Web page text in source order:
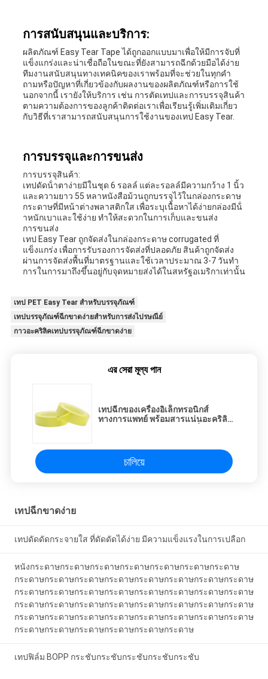
การสนับสนุนและบริการ:
ผลิตภัณฑ์ Easy Tear Tape ได้ถูกออกแบบมาเพื่อให้มีการจับที่
แข็งแกร่งและน่าเชื่อถือในขณะที่ยังสามารถฉีกด้วยมือได้ง่าย
ทีมงานสนับสนุนทางเทคนิคของเราพร้อมที่จะช่วยในทุกคํา
ถามหรือปัญหาที่เกี่ยวข้องกับผลงานของผลิตภัณฑ์หรือการใช้
นอกจากนี้ เรายังให้บริการ เช่น การตัดเทปและการบรรจุสินค้า
ตามความต้องการของลูกค้าติดต่อเราเพื่อเรียนรู้เพิ่มเติมเกี่ยว
กับวิธีที่เราสามารถสนับสนุนการใช้งานของเทป Easy Tear.
การบรรจุและการขนส่ง
การบรรจุสินค้า:
เทปดัดน้ําตาง่ายมีในชุด 6 รอลล์ แต่ละรอลล์มีความกว้าง 1 นิ้ว
และความยาว 55 หลาหนังสือม้วนถูกบรรจุไว้ในกล่องกระดาษ
กระดาษที่มีหน้าต่างพลาสติกใส เพื่อระบุเนื้อหาได้ง่ายกล่องมีน้ํ
าหนักเบาและใช้ง่าย ทําให้สะดวกในการเก็บและขนส่ง
การขนส่ง
เทป Easy Tear ถูกจัดส่งในกล่องกระดาษ corrugated ที่
แข็งแกร่ง เพื่อการรับรองการจัดส่งที่ปลอดภัย สินค้าถูกจัดส่ง
ผ่านการจัดส่งพื้นที่มาตรฐานและใช้เวลาประมาณ 3-7 วันทํา
การในการมาถึงขึ้นอยู่กับจุดหมายส่งได้ในสหรัฐอเมริกาเท่านั้น
เทป PET Easy Tear สำหรับบรรจุภัณฑ์
เทปบรรจุภัณฑ์ฉีกขาดง่ายสำหรับการส่งไปรษณีย์
กาวอะคริลิคเทปบรรจุภัณฑ์ฉีกขาดง่าย
এর সেরা মূল্য পান
เทปฉีกของเครื่องอิเล็กทรอนิกส์
ทางการแพทย์ พร้อมสารแน่นอะคริลิก
চালিয়ে
เทปฉีกขาดง่าย
เทปดัดดัดกระจายใส ที่ดัดดัดได้ง่าย มีความแข็งแรงในการเปลือก
หนังกระดาษกระดาษกระดาษกระดาษกระดาษกระดาษกระดาษ
กระดาษกระดาษกระดาษกระดาษกระดาษกระดาษกระดาษกระดาษ
กระดาษกระดาษกระดาษกระดาษกระดาษกระดาษกระดาษกระดาษ
กระดาษกระดาษกระดาษกระดาษกระดาษกระดาษกระดาษกระดาษ
กระดาษกระดาษกระดาษกระดาษกระดาษกระดาษกระดาษกระดาษ
กระดาษกระดาษกระดาษกระดาษกระดาษกระดาษ
เทปฟิล์ม BOPP กระชับกระชับกระชับกระชับกระชับ